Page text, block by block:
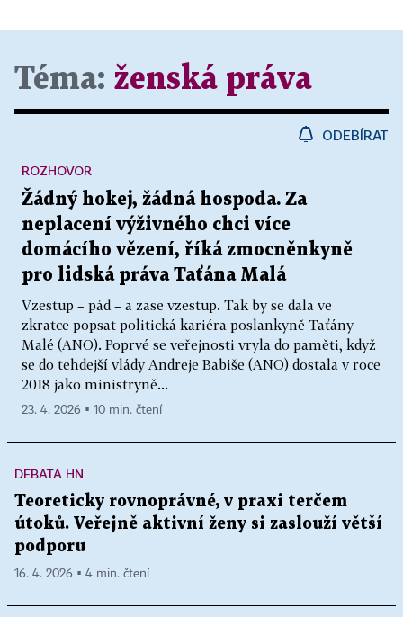
Téma: ženská práva
ODEBÍRAT
Žádný hokej, žádná hospoda. Za
neplacení výživného chci více
domácího vězení, říká zmocněnkyně
pro lidská práva Taťána Malá
Vzestup – pád – a zase vzestup. Tak by se dala ve
zkratce popsat politická kariéra poslankyně Taťány
Malé (ANO). Poprvé se veřejnosti vryla do paměti, když
se do tehdejší vlády Andreje Babiše (ANO) dostala v roce
2018 jako ministryně...
ROZHOVOR
23. 4. 2026 ▪ 10 min. čtení
DEBATA HN
Teoreticky rovnoprávné, v praxi terčem
útoků. Veřejně aktivní ženy si zaslouží větší
podporu
16. 4. 2026 ▪ 4 min. čtení